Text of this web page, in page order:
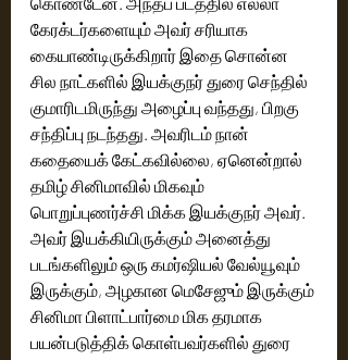
கேரக்டர்களையும் அவர் சரியாக
கையாண்டிருக்கிறார் இதை சொன்ன
சில நாட்களில் இயக்குந‌ர் துரை செந்தில்
குமாரிடமிருந்து அழைப்பு வந்தது, பிறகு
சந்திப்பு நடந்தது. அவரிடம் நான்
கதையைக் கேட்கவில்லை, ஏனென்றால்
தமிழ் சினிமாவில் மிகவும்
பொறுப்புணர்ச்சி மிக்க இயக்குந‌ர் அவர்.
அவர் இயக்கியிருக்கும் அனைத்து
படங்களிலும் ஒரு கமர்ஷியல் வேல்யூவும்
இருக்கும், அழகான மெசேஜும் இருக்கும்
சினிமா பிளாட்பார்மை மிக தரமாக
பயன்படுத்திக் கொள்பவர்களில் துரை